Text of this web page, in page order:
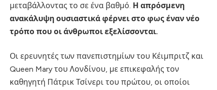
μεταβάλλοντας το σε ένα βαθμό. Η απρόσμενη
ανακάλυψη ουσιαστικά φέρνει στο φως έναν νέο
τρόπο που οι άνθρωποι εξελίσσονται.
Οι ερευνητές των πανεπιστημίων του Κέιμπριτζ και
Queen Mary του Λονδίνου, με επικεφαλής τον
καθηγητή Πάτρικ Τσίνερι του πρώτου, οι οποίοι